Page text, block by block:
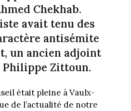
Chekhab.
avait tenu des
antisémite
un ancien adjoint
Philippe Zittoun.
était pleine à Vaulx-
de l’actualité de notre